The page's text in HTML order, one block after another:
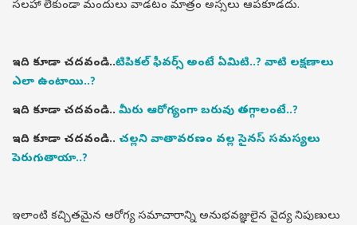
సలహా లేకుండా మందులు వాడటం మాత్రం అస్సలు ఆపకూడదు.
ఇది కూడా చదవండి..టిపికల్ ఫీవర్స్ అంటే ఏమిటి..? వాటి లక్షణాలు
ఎలా ఉంటాయి..?
ఇది కూడా చదవండి.. మీరు ఆరోగ్యంగా బరువు తగ్గాలంటే..?
ఇది కూడా చదవండి.. చల్లని వాతావరణం వల్ల సైనస్ సమస్యలు
పెరుగుతాయా..?
ఇలాంటి కచ్చితమైన ఆరోగ్య సమాచారాన్ని అనుభవజ్ఞులైన వైద్య నిపుణులు